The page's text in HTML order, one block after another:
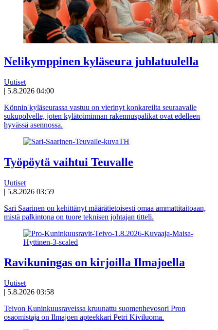
Nelikymppinen kyläseura juhlatuulella
Uutiset
| 5.8.2026 04:00
Könnin kyläseurassa vastuu on vierinyt konkareilta seuraavalle
sukupolvelle, joten kylätoiminnan rakennuspalikat ovat edelleen
hyvässä asennossa.
Työpöytä vaihtui Teuvalle
Uutiset
| 5.8.2026 03:59
Sari Saarinen on kehittänyt määrätietoisesti omaa ammattitaitoaan,
mistä palkintona on tuore teknisen johtajan titteli.
Ravikuningas on kirjoilla Ilmajoella
Uutiset
| 5.8.2026 03:58
Teivon Kuninkuusraveissa kruunattu suomenhevosori Pron
osaomistaja on Ilmajoen apteekkari Petri Kiviluoma.